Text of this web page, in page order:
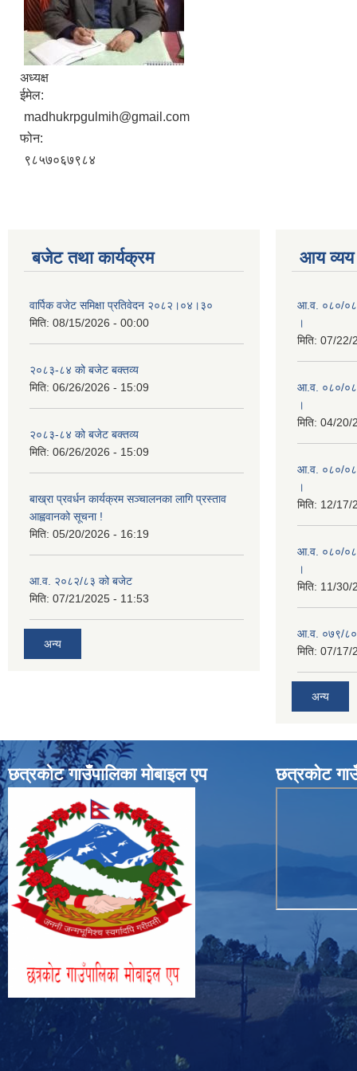
अध्यक्ष
ईमेल:
madhukrpgulmih@gmail.com
फोन:
९८५७०६७९८४
बजेट तथा कार्यक्रम
वार्पिक वजेट समिक्षा प्रतिवेदन २०८२।०४।३०
मिति: 08/15/2026 - 00:00
२०८३-८४ को बजेट बक्तव्य
मिति: 06/26/2026 - 15:09
२०८३-८४ को बजेट बक्तव्य
मिति: 06/26/2026 - 15:09
बाख्रा प्रवर्धन कार्यक्रम सञ्चालनका लागि प्रस्ताव
आह्ववानको सूचना !
मिति: 05/20/2026 - 16:19
आ.व. २०८२/८३ को बजेट
मिति: 07/21/2025 - 11:53
अन्य
आय व्यय
आ.व. ०८०/०८१
।
मिति: 07/22/
आ.व. ०८०/०८१
।
मिति: 04/20/
आ.व. ०८०/०८१
।
मिति: 12/17/
आ.व. ०८०/०८१
।
मिति: 11/30/
आ.व. ०७९/८०
मिति: 07/17/
अन्य
छत्रकोट गाउँपालिका मोबाइल एप छत्रकोट